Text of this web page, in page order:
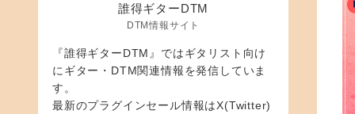
誰得ギターDTM
DTM情報サイト
『誰得ギターDTM』ではギタリスト向け
にギター・DTM関連情報を発信していま
す。
最新のプラグインセール情報はX(Twitter)